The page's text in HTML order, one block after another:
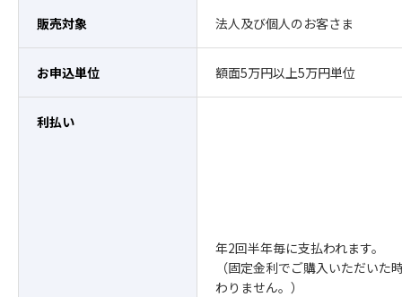
販売対象 法人及び個人のお客さま
お申込単位 額面5万円以上5万円単位
利払い
年2回半年毎に支払われます。
（固定金利でご購入いただいた
わりません。）